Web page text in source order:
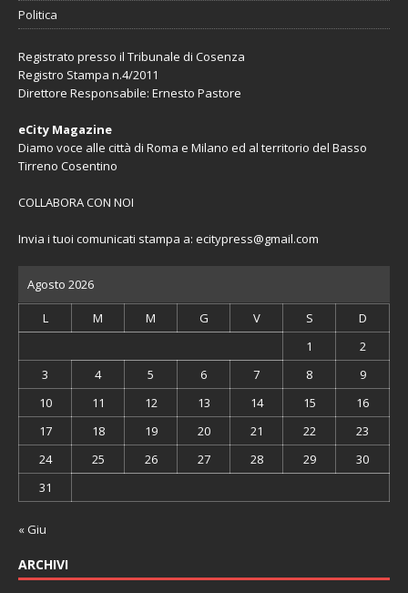
Politica
Registrato presso il Tribunale di Cosenza
Registro Stampa n.4/2011
Direttore Responsabile: Ernesto Pastore
eCity Magazine
Diamo voce alle città di Roma e Milano ed al territorio del Basso
Tirreno Cosentino
COLLABORA CON NOI
Invia i tuoi comunicati stampa a: ecitypress@gmail.com
Agosto 2026
L M M G V S
D
1
2
3
4 5 6 7 8
9
10
11 12 13 14 15
16
17
18 19 20 21 22
23
24
25 26 27 28 29
30
31
« Giu
ARCHIVI